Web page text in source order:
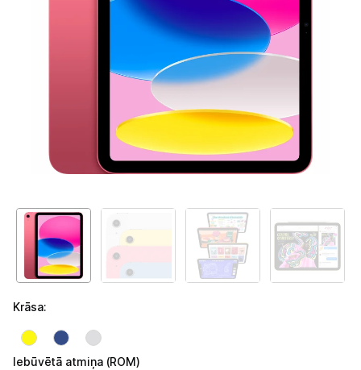
Telefoni, planšetdatori
Telefoni un aksesuāri
Planšetdatori un aksesuāri
Planšetdatori
Somas un apvalki planšetdatoriem
E-grāmatu lasītāji
E-grāmatu lasītāju aksesuāri
Stacionārie un bezvadu telefoni
Viedierīces
Krāsa:
Iebūvētā atmiņa (ROM)